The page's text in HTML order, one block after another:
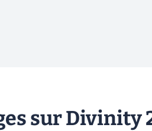
sur Divinity